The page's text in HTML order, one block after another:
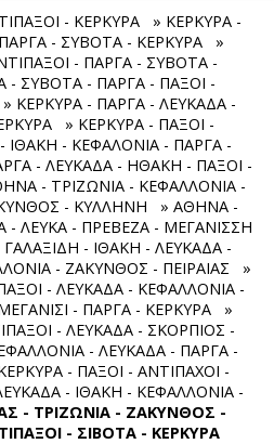
- ΚΕΡΚΥΡΑ
» ΚΕΡΚΥΡΑ -
- ΣΥΒΟΤΑ - ΚΕΡΚΥΡΑ
»
- ΠΑΡΓΑ - ΣΥΒΟΤΑ -
- ΣΥΒΟΤΑ - ΠΑΡΓΑ - ΠΑΞΟΙ -
» ΚΕΡΚΥΡΑ - ΠΑΡΓΑ - ΛΕΥΚΑΔΑ -
» ΚΕΡΚΥΡΑ - ΠΑΞΟΙ -
ΙΘΑΚΗ - ΚΕΦΑΛΟΝΙΑ - ΠΑΡΓΑ -
- ΛΕΥΚΑΔΑ - ΗΘΑΚΗ - ΠΑΞΟΙ -
- ΤΡΙΖΩΝΙΑ - ΚΕΦΑΛΛΟΝΙΑ -
- ΚΥΛΛΗΝΗ
» ΑΘΗΝΑ -
ΛΕΥΚΑ - ΠΡΕΒΕΖΑ - ΜΕΓΑΝΙΣΣΗ
ΓΑΛΑΞΙΔΗ - ΙΘΑΚΗ - ΛΕΥΚΑΔΑ -
- ΖΑΚΥΝΘΟΣ - ΠΕΙΡΑΙΑΣ
»
- ΛΕΥΚΑΔΑ - ΚΕΦΑΛΛΟΝΙΑ -
- ΠΑΡΓΑ - ΚΕΡΚΥΡΑ
»
- ΛΕΥΚΑΔΑ - ΣΚΟΡΠΙΟΣ -
- ΛΕΥΚΑΔΑ - ΠΑΡΓΑ -
- ΠΑΞΟΙ - ΑΝΤΙΠΑΧΟΙ -
- ΙΘΑΚΗ - ΚΕΦΑΛΛΟΝΙΑ -
- ΤΡΙΖΩΝΙΑ - ΖΑΚΥΝΘΟΣ -
- ΣΙΒΟΤΑ - ΚΕΡΚΥΡΑ